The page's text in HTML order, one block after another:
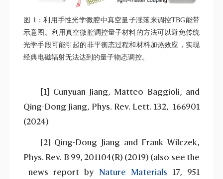
图 1 ：利用手性光学微腔中真空量子涨落来调控TBG能带
示意图。利用真空微腔调控量子材料的方法可以避免传统
光学手段可能引起的非平衡态过程和材料加热效应，实现
经典电磁辐射无法达到的量子物态调控。
[1] Cunyuan Jiang, Matteo Baggioli, and
Qing-Dong Jiang, Phys. Rev. Lett. 132, 166901
(2024)
[2] Qing-Dong Jiang and Frank Wilczek,
Phys. Rev. B 99, 201104(R) (2019) (also see the
news report by Nature Materials 17, 951